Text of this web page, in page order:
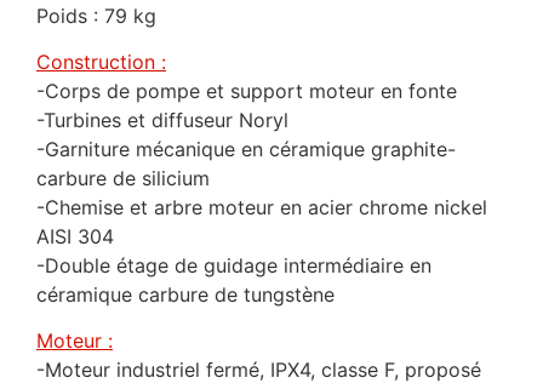
Poids : 79 kg
Construction :
-Corps de pompe et support moteur en fonte
-Turbines et diffuseur Noryl
-Garniture mécanique en céramique graphite-
carbure de silicium
-Chemise et arbre moteur en acier chrome nickel
AISI 304
-Double étage de guidage intermédiaire en
céramique carbure de tungstène
Moteur :
-Moteur industriel fermé, IPX4, classe F, proposé